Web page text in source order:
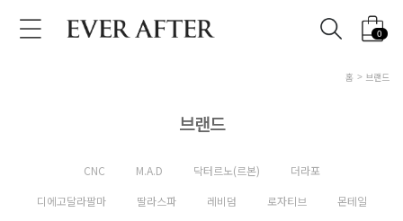
0
홈 브랜드
브랜드
CNC M.A.D 닥터르노(르본)
더라포
디에고달라팔마
딸라스파 레비덤 로자티브
몬테일